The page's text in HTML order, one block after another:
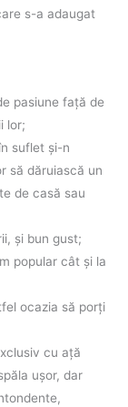
s-a adaugat
pasiune faţă de
lor;
suflet şi-n
să dăruiască un
de casă sau
şi bun gust;
popular cât şi la
ocazia să porţi
cu aţă
uşor, dar